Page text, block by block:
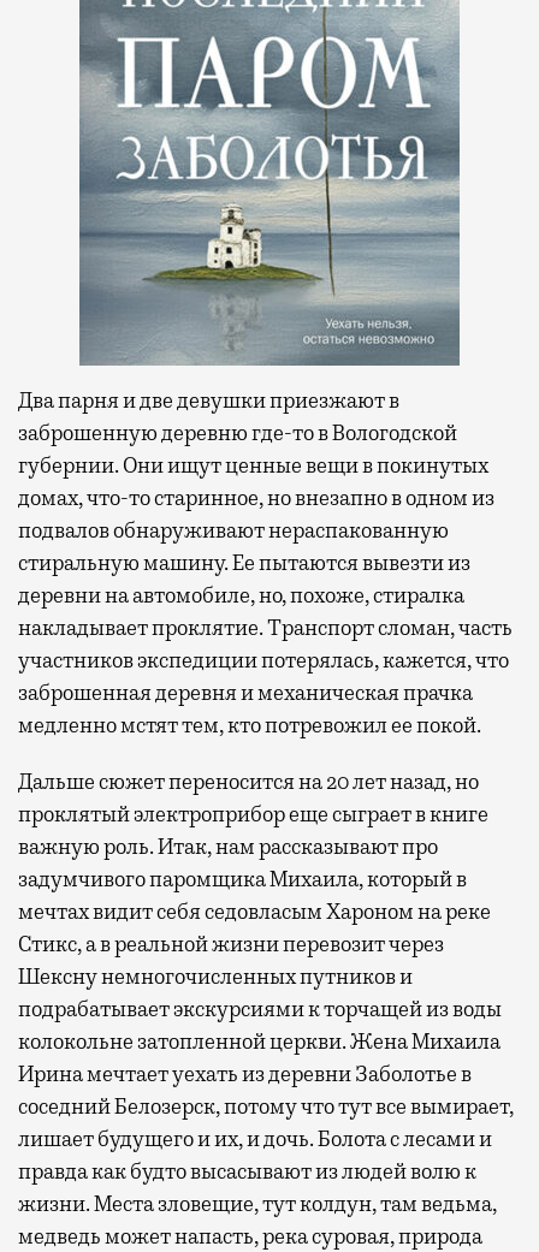
Два парня и две девушки приезжают в
заброшенную деревню где-то в Вологодской
губернии. Они ищут ценные вещи в покинутых
домах, что-то старинное, но внезапно в одном из
подвалов обнаруживают нераспакованную
стиральную машину. Ее пытаются вывезти из
деревни на автомобиле, но, похоже, стиралка
накладывает проклятие. Транспорт сломан, часть
участников экспедиции потерялась, кажется, что
заброшенная деревня и механическая прачка
медленно мстят тем, кто потревожил ее покой.
Дальше сюжет переносится на 20 лет назад, но
проклятый электроприбор еще сыграет в книге
важную роль. Итак, нам рассказывают про
задумчивого паромщика Михаила, который в
мечтах видит себя седовласым Хароном на реке
Стикс, а в реальной жизни перевозит через
Шексну немногочисленных путников и
подрабатывает экскурсиями к торчащей из воды
колокольне затопленной церкви. Жена Михаила
Ирина мечтает уехать из деревни Заболотье в
соседний Белозерск, потому что тут все вымирает,
лишает будущего и их, и дочь. Болота с лесами и
правда как будто высасывают из людей волю к
жизни. Места зловещие, тут колдун, там ведьма,
медведь может напасть, река суровая, природа